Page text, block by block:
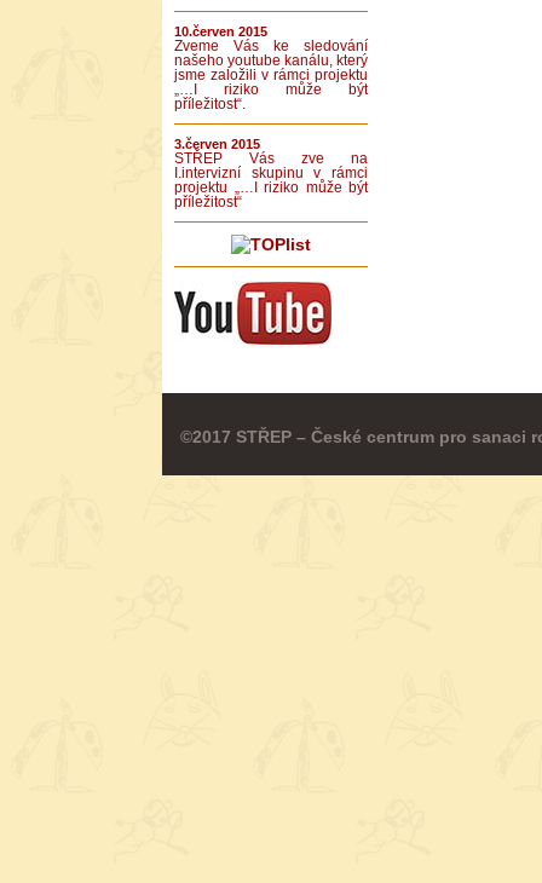
10.červen 2015
Zveme Vás ke sledování
našeho youtube kanálu, který
jsme založili v rámci projektu
„…I riziko může být
příležitost“.
3.červen 2015
STŘEP Vás zve na
I.intervizní skupinu v rámci
projektu „…I riziko může být
příležitost“
©2017 STŘEP – České centrum pro sanaci